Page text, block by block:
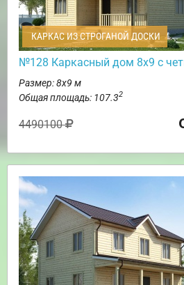
КАРКАС ИЗ СТРОГАНОЙ ДОСКИ
№128 Каркасный дом 8х9 с
Размер: 8х9 м
Общая площадь: 107.32
4490100